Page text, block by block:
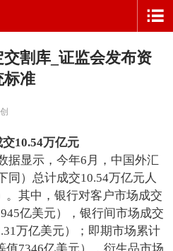
割库_证监会发布资
标准
10.54万亿元
据显示，今年6月，中国外汇
同）总计成交10.54万亿元人
。其中，银行对客户市场成交
亿美元），银行间市场成交
万亿美元）；即期市场累计